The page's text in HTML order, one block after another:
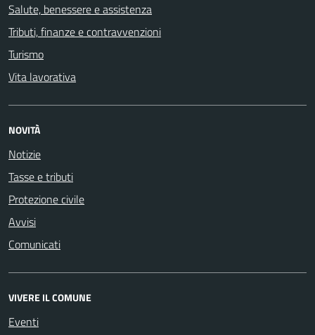
Salute, benessere e assistenza
Tributi, finanze e contravvenzioni
Turismo
Vita lavorativa
NOVITÀ
Notizie
Tasse e tributi
Protezione civile
Avvisi
Comunicati
VIVERE IL COMUNE
Eventi